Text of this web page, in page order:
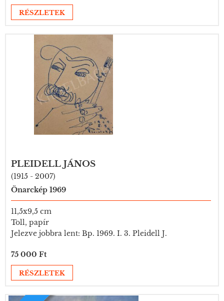
RÉSZLETEK
PLEIDELL JÁNOS
(1915 - 2007)
Önarckép 1969
11,5x9,5 cm
Toll, papír
Jelezve jobbra lent: Bp. 1969. I. 3. Pleidell J.
75 000 Ft
RÉSZLETEK